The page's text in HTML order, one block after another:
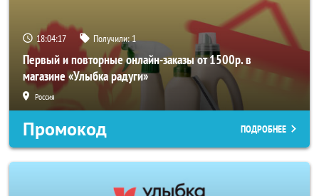
18:04:17 Получили:1
Первый и повторные онлайн-заказы от 1500р. в
магазине «Улыбка радуги»
Россия
Промокод ПОДРОБНЕЕ